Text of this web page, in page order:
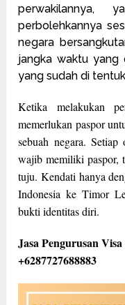
perbolehkannya
negara
jangka waktu yang
yang sudah di
Ketika melakukan
memerlukan paspor
sebuah negara.
wajib memiliki paspor,
tuju. Kendati hanya
Indonesia ke Timor
bukti identitas diri.
Jasa Pengurusan
+6287727688883